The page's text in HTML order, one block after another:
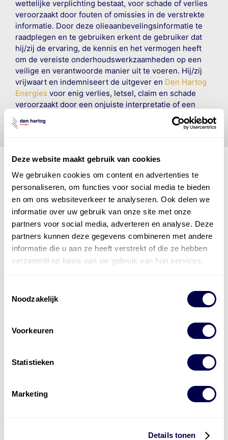
Deze website maakt gebruik van cookies
We gebruiken cookies om content en advertenties te
personaliseren, om functies voor social media te bieden
en om ons websiteverkeer te analyseren. Ook delen we
informatie over uw gebruik van onze site met onze
partners voor social media, adverteren en analyse. Deze
partners kunnen deze gegevens combineren met andere
informatie die u aan ze heeft verstrekt of die ze hebben
verzameld op basis van uw gebruik van hun services.
Noodzakelijk
Voorkeuren
Statistieken
Marketing
Details tonen
wettelijke verplichting bestaat, voor schade of verlies
veroorzaakt door fouten of omissies in de verstrekte
informatie. Door deze olieaanbevelingsinformatie te
raadplegen en te gebruiken erkent de gebruiker dat
hij/zij de ervaring, de kennis en het vermogen heeft
om de vereiste onderhoudswerkzaamheden op een
veilige en verantwoorde manier uit te voeren. Hij/zij
vrijwaart en indemniseert de uitgever en Den Hartog
Energies voor enig verlies, letsel, claim en schade
veroorzaakt door een onjuiste interpretatie of een
onjuist gebruik van de gepubliceerde gegevens.
Den Hartog Energies
bestaat uitvier divisies